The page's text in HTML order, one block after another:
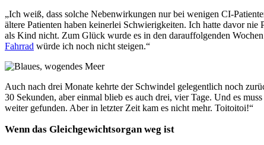
„Ich weiß, dass solche Nebenwirkungen nur bei wenigen CI-
ältere Patienten haben keinerlei Schwierigkeiten. Ich hatte davor
als Kind nicht. Zum Glück wurde es in den darauffolgenden
Fahrrad würde ich noch nicht steigen.“
Auch nach drei Monate kehrte der Schwindel gelegentlich noch
30 Sekunden, aber einmal blieb es auch drei, vier Tage. Und es
weiter gefunden. Aber in letzter Zeit kam es nicht mehr. Toitoitoi!“
Wenn das Gleichgewichtsorgan weg ist